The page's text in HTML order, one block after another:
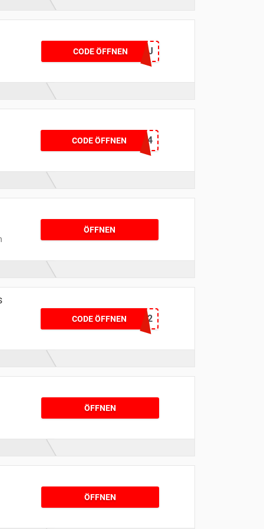
CODE ÖFFNEN
NYGF35YBR5VJ
CODE ÖFFNEN
PPW25VTJH8Z4
ÖFFNEN
CODE ÖFFNEN
urlaubsg0722
ÖFFNEN
ÖFFNEN